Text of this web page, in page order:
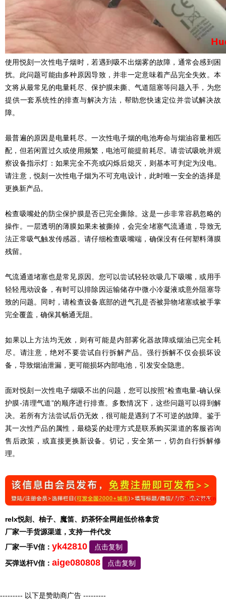
使用悦刻一次性电子烟时，若遇到吸不出烟雾的故障，通常会感到困
扰。此问题可能由多种原因导致，并非一定意味着产品完全失效。本
文将从最常见的电量耗尽、保护膜未撕、气道阻塞等问题入手，为您
提供一套系统性的排查与解决方法，帮助您快速定位并尝试解决故
障。
最普遍的原因是电量耗尽。一次性电子烟的电池寿命与烟油容量相匹
配，但若闲置过久或使用频繁，电池可能提前耗尽。请尝试吸吮并观
察设备指示灯：如果完全不亮或闪烁后熄灭，则基本可判定为没电。
请注意，悦刻一次性电子烟为不可充电设计，此时唯一安全的选择是
更换新产品。
检查吸嘴处的防尘保护膜是否已完全撕除。这是一步非常容易忽略的
操作。一层透明的薄膜如果未被撕掉，会完全堵塞气流通道，导致无
法正常吸气触发传感器。请仔细检查吸嘴端，确保没有任何塑料薄膜
残留。
气流通道堵塞也是常见原因。您可以尝试轻轻吹吸几下吸嘴，或用手
轻轻甩动设备，有时可以排除因运输储存中微小冷凝液或意外阻塞导
致的问题。同时，请检查设备底部的进气孔是否被异物堵塞或被手掌
完全覆盖，确保其畅通无阻。
如果以上方法均无效，则有可能是内部雾化器故障或烟油已完全耗
尽。请注意，绝对不要尝试自行拆解产品。强行拆解不仅会损坏设
备，导致烟油泄漏，更可能损坏内部电池，引发安全隐患。
面对悦刻一次性电子烟吸不出的问题，您可以按照“检查电量-确认保
护膜-清理气道”的顺序进行排查。多数情况下，这些问题可以得到解
决。若所有方法尝试后仍无效，很可能是遇到了不可逆的故障。鉴于
其一次性产品的属性，最稳妥的处理方式是联系购买渠道的客服咨询
售后政策，或直接更换新设备。切记，安全第一，切勿自行拆解修
理。
relx悦刻、柚子、魔笛、奶茶怀全网超低价格拿货
厂家一手货源渠道，支持一件代发
厂家一手V信： yk42810
点击复制
买弹送杆V信： aige080808 点击复制
--------- 以下是赞助商广告 ---------